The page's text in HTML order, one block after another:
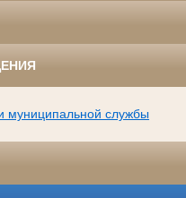
муниципальной службы